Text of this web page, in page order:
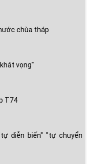
chùa tháp
vọng"
T74
diễn biến" "tự chuyển